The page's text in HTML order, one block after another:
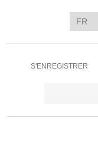
S'ENREGISTRER